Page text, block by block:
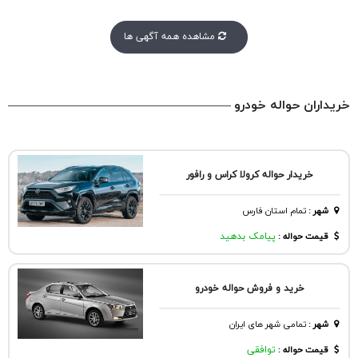
مشاهده همه آگهی ها
خریداران حواله خودرو
خریدار حواله کرولا کراس و رافور
شهر:تمام استان فارس
قیمت حواله : پیامک بدهید
خرید و فروش حواله خودرو
شهر:تمامی شهر های ایران
قیمت حواله : توافقی